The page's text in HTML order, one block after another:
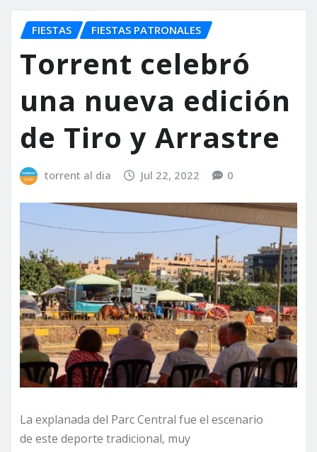
FIESTAS FIESTAS PATRONALES
Torrent celebró
una nueva edición
de Tiro y Arrastre
torrent al dia Jul 22, 2022 0
La explanada del Parc Central fue el escenario
de este deporte tradicional, muy